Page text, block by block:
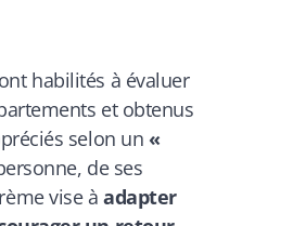
habilités à évaluer
et obtenus
selon un «
de ses
vise àadapter